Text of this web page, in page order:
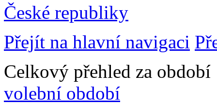
Přejít na hlavní navigaci
Celkový přehled za
volební období